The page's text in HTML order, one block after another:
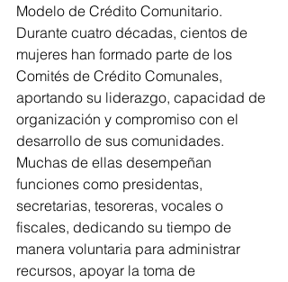
Modelo de Crédito Comunitario.
Durante cuatro décadas, cientos de
mujeres han formado parte de los
Comités de Crédito Comunales,
aportando su liderazgo, capacidad de
organización y compromiso con el
desarrollo de sus comunidades.
Muchas de ellas desempeñan
funciones como presidentas,
secretarias, tesoreras, vocales o
fiscales, dedicando su tiempo de
manera voluntaria para administrar
recursos, apoyar la toma de